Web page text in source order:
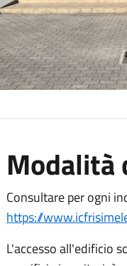
Modalità
Consultare per ogni
https://
L'accesso all'edificio